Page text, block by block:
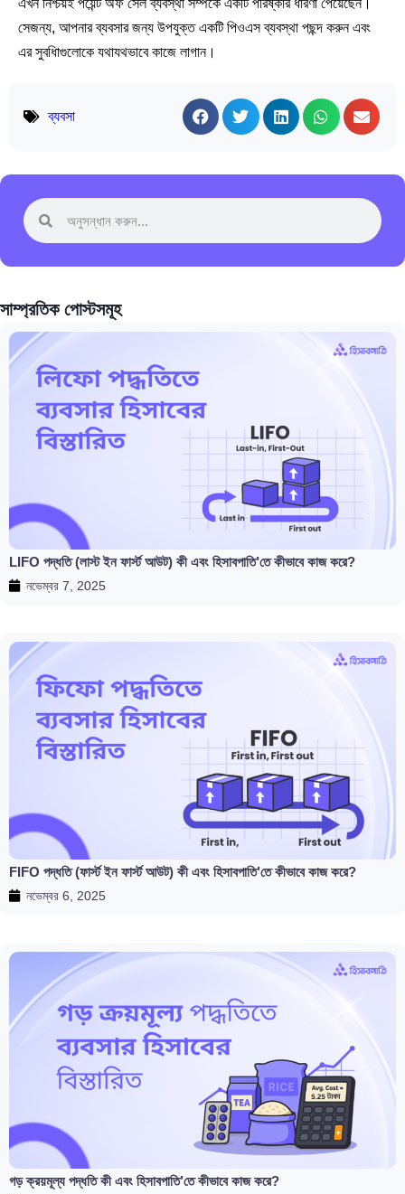
সেজন্য, আপনার ব্যবসার জন্য উপযুক্ত একটি পিওএস ব্যবস্থা পছন্দ করুন এবং
এর সুবধিাগুলোকে যথাযথভাবে কাজে লাগান।
ব্যবসা
সাম্প্রতিক পোস্টসমূহ
LIFO পদ্ধতি (লাস্ট ইন ফার্স্ট আউট) কী এবং হিসাবপাতি’তে কীভাবে কাজ করে?
নভেম্বর 7, 2025
FIFO পদ্ধতি (ফার্স্ট ইন ফার্স্ট আউট) কী এবং হিসাবপাতি’তে কীভাবে কাজ করে?
নভেম্বর 6, 2025
গড় ক্রয়মূল্য পদ্ধতি কী এবং হিসাবপাতি’তে কীভাবে কাজ করে?